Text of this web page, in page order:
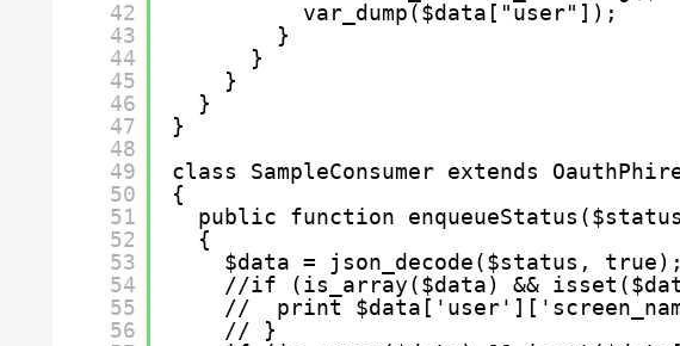
42
43
44
45
46
47
48
49
50
51
52
53
54
55
56
var_dump($data["user"]);
}
}
}
}
}
class SampleConsumer extends
{
public function
{
$data = json_decode($status, true);
//if (is_array($data) &&
//  print
// }